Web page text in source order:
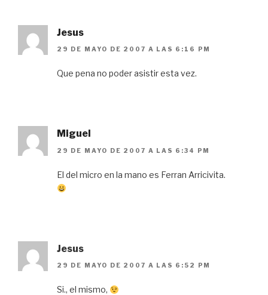
Jesus
29 DE MAYO DE 2007 A LAS 6:16 PM
Que pena no poder asistir esta vez.
Miguel
29 DE MAYO DE 2007 A LAS 6:34 PM
El del micro en la mano es Ferran Arricivita.
Jesus
29 DE MAYO DE 2007 A LAS 6:52 PM
Si., el mismo,